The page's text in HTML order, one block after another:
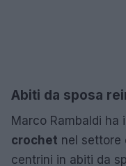
Abiti da sposa
Marco Rambaldi
crochet nel settore
centrini in abiti da